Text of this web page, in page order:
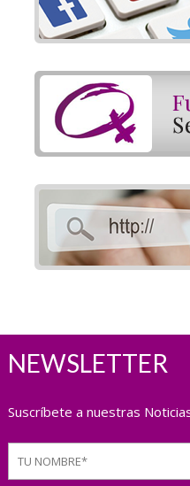
NEWSLETTER
Suscríbete a nuestras